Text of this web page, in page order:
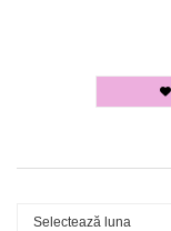
Arhive